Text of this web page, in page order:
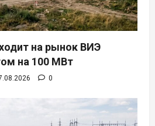
на рынок ВИЭ
на 100 МВт
0